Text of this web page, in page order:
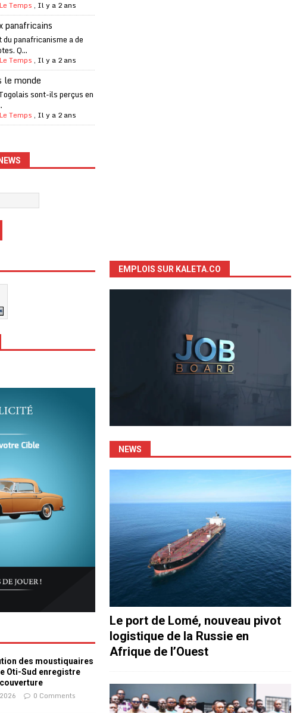
Temps , Il y a 2 ans
panafricains
panafricanisme a de
Q...
Temps , Il y a 2 ans
le monde
sont-ils perçus en
Temps , Il y a 2 ans
des moustiquaires
Oti-Sud enregistre
0 Comments
EMPLOIS SUR KALETA.CO
NEWS
Le port de Lomé, nouveau pivot
logistique de la Russie en
Afrique de l’Ouest